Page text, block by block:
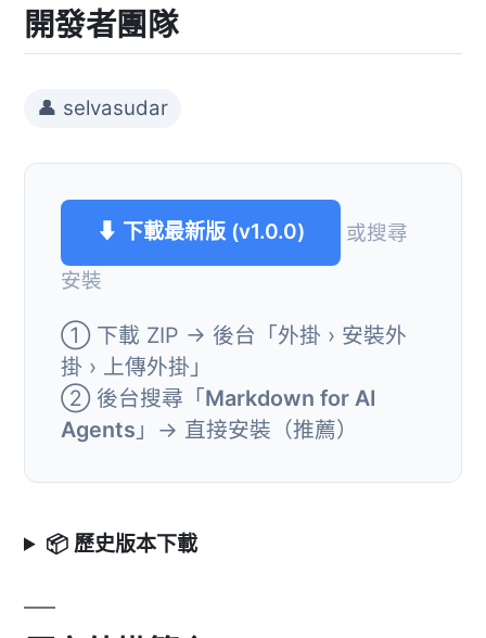
開發者團隊
👤 selvasudar
⬇ 下載最新版 (v1.0.0)
或搜尋
安裝
① 下載 ZIP → 後台「外掛 › 安裝外
掛 › 上傳外掛」
② 後台搜尋「Markdown for AI
Agents 」→ 直接安裝（推薦）
📦 歷史版本下載